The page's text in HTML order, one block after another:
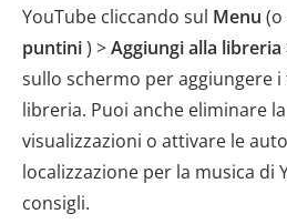
YouTube cliccando sul Menu (o
puntini) >Aggiungi alla libreria
sullo schermo per aggiungere
libreria. Puoi anche eliminare
visualizzazioni o attivare le
localizzazione per la musica di
consigli.